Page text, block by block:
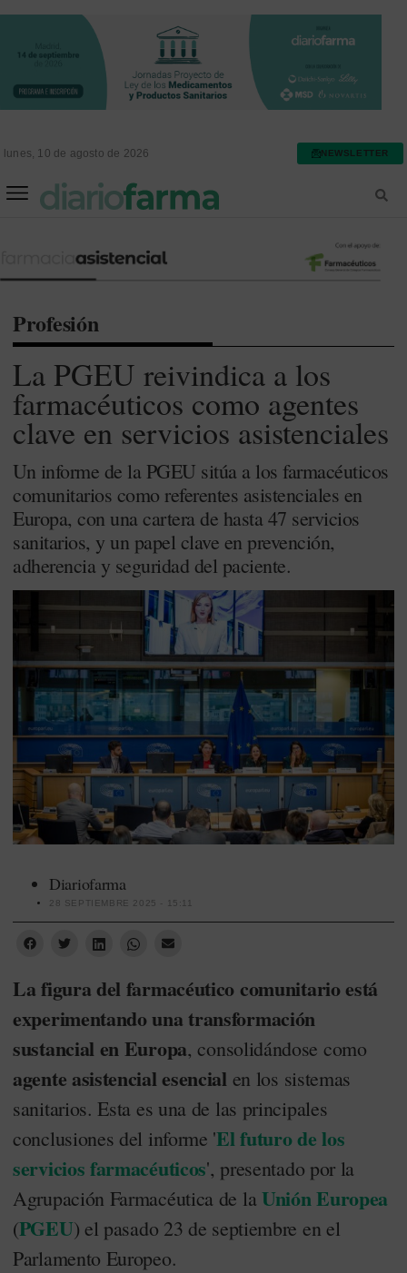
lunes, 10 de agosto de 2026 NEWSLETTER
Profesión
La PGEU reivindica a los
farmacéuticos como agentes
clave en servicios asistenciales
Un informe de la PGEU sitúa a los farmacéuticos
comunitarios como referentes asistenciales en
Europa, con una cartera de hasta 47 servicios
sanitarios, y un papel clave en prevención,
adherencia y seguridad del paciente.
Diariofarma
28 SEPTIEMBRE 2025 - 15:11
La figura del farmacéutico comunitario está
experimentando una transformación
sustancial en Europa, consolidándose como
agente asistencial esencialen los sistemas
sanitarios. Esta es una de las principales
conclusiones del informe 'El futuro de los
servicios farmacéuticos', presentado por la
Agrupación Farmacéutica de la Unión Europea
(PGEU) el pasado 23 de septiembre en el
Parlamento Europeo.